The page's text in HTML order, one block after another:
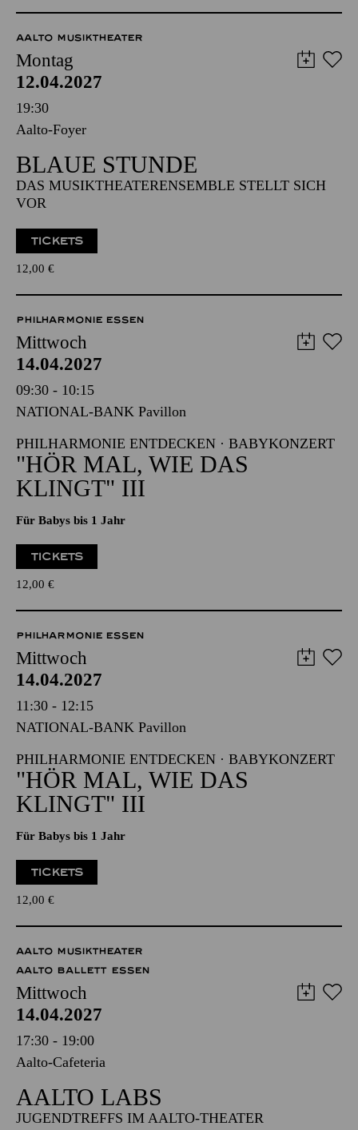
95,00 89,00 85,00 75,00 65,00€
Die Veranstaltung ist vom Angebot der TUPcard ausgeschlossen.
AALTO MUSIKTHEATER
Montag
12.04.2027
19:30
Aalto-Foyer
BLAUE STUNDE
DAS MUSIKTHEATERENSEMBLE STELLT SICH
VOR
12,00€
PHILHARMONIE ESSEN
Mittwoch
14.04.2027
09:30 - 10:15
NATIONAL-BANK Pavillon
PHILHARMONIE ENTDECKEN · BABYKONZERT
"HÖR MAL, WIE DAS
Für Babys bis 1 Jahr
12,00€
PHILHARMONIE ESSEN
Mittwoch
14.04.2027
11:30 - 12:15
NATIONAL-BANK Pavillon
PHILHARMONIE ENTDECKEN · BABYKONZERT
"HÖR MAL, WIE DAS
Für Babys bis 1 Jahr
12,00€
AALTO MUSIKTHEATER
AALTO BALLETT ESSEN
Mittwoch
14.04.2027
17:30 - 19:00
Aalto-Cafeteria